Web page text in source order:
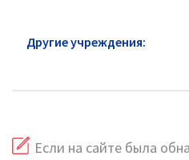
Другие учреждения:
Если на сайте была